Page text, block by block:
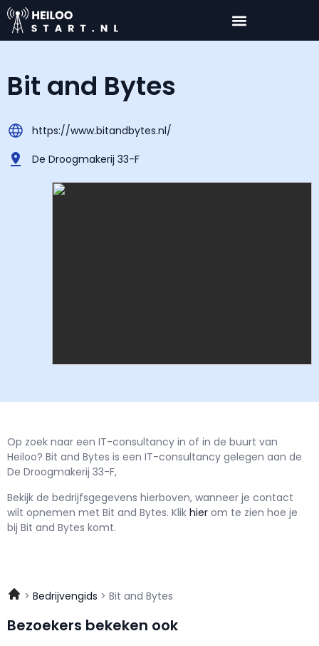
Bit and Bytes
https://www.bitandbytes.nl/
De Droogmakerij 33-F
Op zoek naar een IT-consultancy in of in de buurt van
Heiloo? Bit and Bytes is een IT-consultancy gelegen aan de
De Droogmakerij 33-F,
Bekijk de bedrijfsgegevens hierboven, wanneer je contact
wilt opnemen met Bit and Bytes. Klik hier om te zien hoe je
bij Bit and Bytes komt.
Bedrijvengids Bit and Bytes
Bezoekers bekeken ook